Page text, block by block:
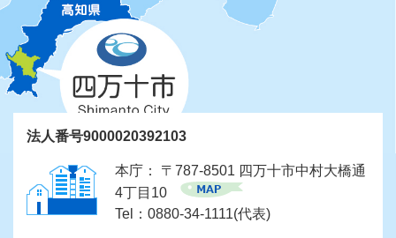
法人番号9000020392103
本庁： 〒787-8501 四万十市中村大橋通
4丁目10
Tel：0880-34-1111(代表)